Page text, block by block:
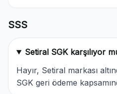
SSS
Setiral SGK karşılıyor
Hayır, Setiral markası
SGK geri ödeme